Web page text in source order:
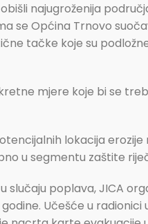
najugroženija
se Općina Trnovo
tačke koje su
mjere koje bi se
lokacija
u segmentu zaštite
slučaju poplava, JICA
Učešće u